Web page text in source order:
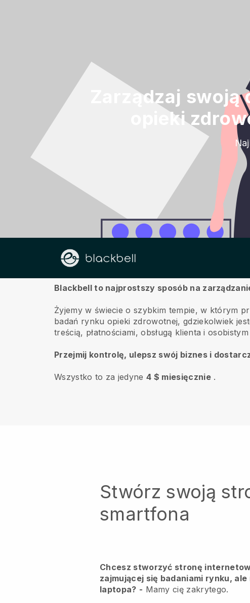
Zarządzaj
opieki
O nas
Blackbell to najprostszy sposób na
Żyjemy w świecie o szybkim tempie, w którym
badań rynku opieki zdrowotnej, gdziekolwiek
treścią, płatnościami, obsługą klienta i
Przejmij kontrolę, ulepsz swój biznes i
Wszystko to za jedyne4 $ miesięcznie.
Stwórz swoją
smartfona
Chcesz stworzyć stronę
zajmującej się badaniami rynku, ale
laptopa? - Mamy cię zakrytego.